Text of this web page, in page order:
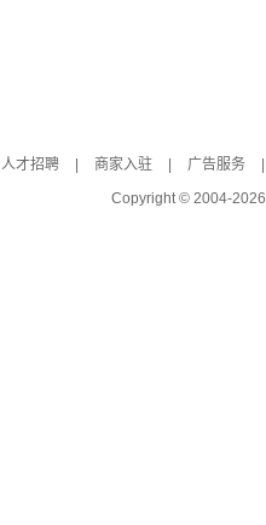
人才招聘 商家入驻 广告服务
Copyright © 2004-2026